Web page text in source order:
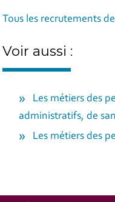
Tous les recrutements
Voir aussi :
Les métiers des
administratifs, de
Les métiers des